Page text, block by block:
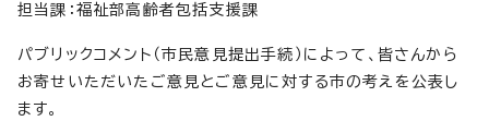
担当課：福祉部高齢者包括支援課
パブリックコメント（市民意見提出手続）によって、皆さんから
お寄せいただいたご意見とご意見に対する市の考えを公表し
ます。